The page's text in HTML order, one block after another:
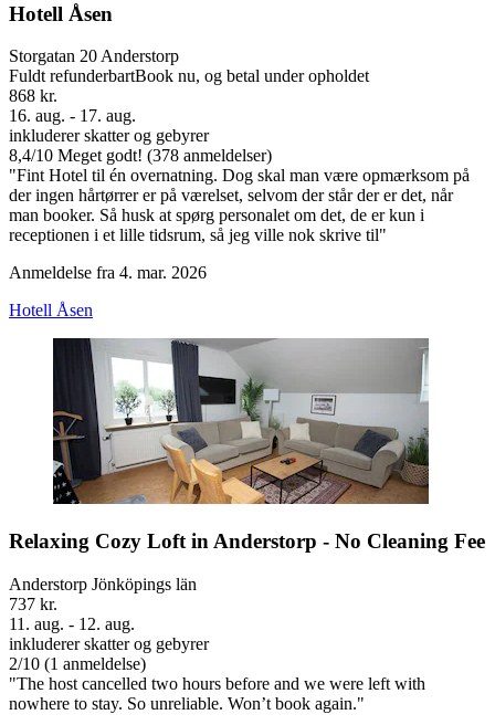
Hotell Åsen
Storgatan 20 Anderstorp
Fuldt refunderbartBook nu, og betal under opholdet
868 kr.
16. aug. - 17. aug.
inkluderer skatter og gebyrer
8,4/10 Meget godt! (378 anmeldelser)
"Fint Hotel til én overnatning. Dog skal man være opmærksom på
der ingen hårtørrer er på værelset, selvom der står der er det, når
man booker. Så husk at spørg personalet om det, de er kun i
receptionen i et lille tidsrum, så jeg ville nok skrive til"
Anmeldelse fra 4. mar. 2026
Hotell Åsen
Relaxing Cozy Loft in Anderstorp - No Cleaning Fee
Anderstorp Jönköpings län
737 kr.
11. aug. - 12. aug.
inkluderer skatter og gebyrer
2/10 (1 anmeldelse)
"The host cancelled two hours before and we were left with
nowhere to stay. So unreliable. Won’t book again."